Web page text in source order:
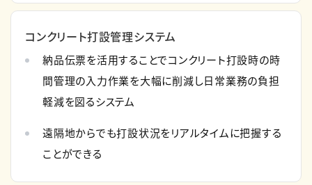
コンクリート打設管理システム
納品伝票を活用することでコンクリート打設時の時
間管理の入力作業を大幅に削減し日常業務の負担
軽減を図るシステム
遠隔地からでも打設状況をリアルタイムに把握する
ことができる